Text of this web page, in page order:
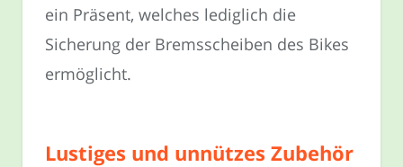
ein Präsent, welches lediglich die
Sicherung der Bremsscheiben des Bikes
ermöglicht.
Lustiges und unnützes Zubehör